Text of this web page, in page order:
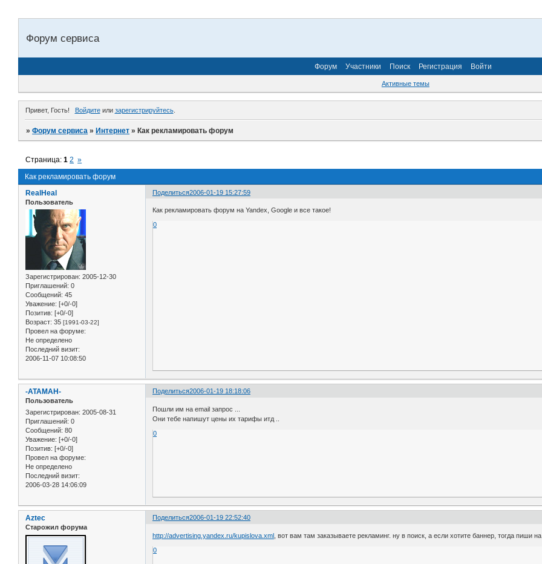
Форум сервиса
Форум Участники Поиск Регистрация Войти
Активные темы
Привет, Гость! Войдитеили зарегистрируйтесь.
»Форум сервиса »Интернет »Как рекламировать форум
Как рекламировать форум
Страница:1 2 »
Поделиться2006-01-19 15:27:59
RealHeal
Пользователь
Зарегистрирован: 2005-12-30
Приглашений: 0
Сообщений: 45
Уважение: [+0/-0]
Позитив: [+0/-0]
Возраст: 35 [1991-03-22]
Провел на форуме:
Не определено
Последний визит:
2006-11-07 10:08:50
Как рекламировать форум на Yandex, Google и все такое!
0
Поделиться2006-01-19 18:18:06
-ATAMAH-
Пользователь
Зарегистрирован: 2005-08-31
Приглашений: 0
Сообщений: 80
Уважение: [+0/-0]
Позитив: [+0/-0]
Провел на форуме:
Не определено
Последний визит:
2006-03-28 14:06:09
Пошли им на email запрос ...
Они тебе напишут цены их тарифы итд ..
0
Поделиться2006-01-19 22:52:40
Aztec
Старожил форума
http://advertising.yandex.ru/kupislova.xml , вот вам там заказываете рекламинг. ну в поиск, а если хотите баннер, тогда пиши
0